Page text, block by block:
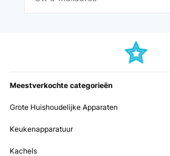
Meestverkochte categorieën
Grote Huishoudelijke Apparaten
Keukenapparatuur
Kachels